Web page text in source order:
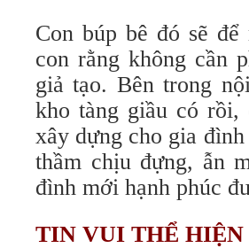
Con búp bê đó sẽ
con rằng không cần
giả tạo. Bên trong
kho tàng giầu có rồi,
xây dựng cho gia
thầm chịu đựng, ẫn
đình mới hạnh phúc
TIN VUI THỂ